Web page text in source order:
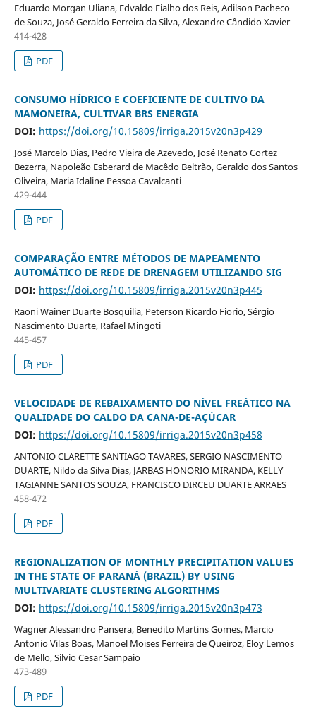
Eduardo Morgan Uliana, Edvaldo Fialho dos Reis, Adilson Pacheco
de Souza, José Geraldo Ferreira da Silva, Alexandre Cândido Xavier
414-428
PDF
CONSUMO HÍDRICO E COEFICIENTE DE CULTIVO DA
MAMONEIRA, CULTIVAR BRS ENERGIA
DOI: https://doi.org/10.15809/irriga.2015v20n3p429
José Marcelo Dias, Pedro Vieira de Azevedo, José Renato Cortez
Bezerra, Napoleão Esberard de Macêdo Beltrão, Geraldo dos Santos
Oliveira, Maria Idaline Pessoa Cavalcanti
429-444
PDF
COMPARAÇÃO ENTRE MÉTODOS DE MAPEAMENTO
AUTOMÁTICO DE REDE DE DRENAGEM UTILIZANDO SIG
DOI: https://doi.org/10.15809/irriga.2015v20n3p445
Raoni Wainer Duarte Bosquilia, Peterson Ricardo Fiorio, Sérgio
Nascimento Duarte, Rafael Mingoti
445-457
PDF
VELOCIDADE DE REBAIXAMENTO DO NÍVEL FREÁTICO NA
QUALIDADE DO CALDO DA CANA-DE-AÇÚCAR
DOI: https://doi.org/10.15809/irriga.2015v20n3p458
ANTONIO CLARETTE SANTIAGO TAVARES, SERGIO NASCIMENTO
DUARTE, Nildo da Silva Dias, JARBAS HONORIO MIRANDA, KELLY
TAGIANNE SANTOS SOUZA, FRANCISCO DIRCEU DUARTE ARRAES
458-472
PDF
REGIONALIZATION OF MONTHLY PRECIPITATION VALUES
IN THE STATE OF PARANÁ (BRAZIL) BY USING
MULTIVARIATE CLUSTERING ALGORITHMS
DOI: https://doi.org/10.15809/irriga.2015v20n3p473
Wagner Alessandro Pansera, Benedito Martins Gomes, Marcio
Antonio Vilas Boas, Manoel Moises Ferreira de Queiroz, Eloy Lemos
de Mello, Silvio Cesar Sampaio
473-489
PDF